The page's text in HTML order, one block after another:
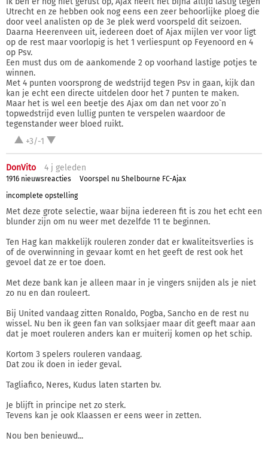
Utrecht en ze hebben ook nog eens een zeer behoorlijke ploeg die
door veel analisten op de 3e plek werd voorspeld dit seizoen.
Daarna Heerenveen uit, iedereen doet of Ajax mijlen ver voor ligt
op de rest maar voorlopig is het 1 verliespunt op Feyenoord en 4
op Psv.
Een must dus om de aankomende 2 op voorhand lastige potjes te
winnen.
Met 4 punten voorsprong de wedstrijd tegen Psv in gaan, kijk dan
kan je echt een directe uitdelen door het 7 punten te maken.
Maar het is wel een beetje des Ajax om dan net voor zo`n
topwedstrijd even lullig punten te verspelen waardoor de
tegenstander weer bloed ruikt.
+3/-1
DonVito 4 j geleden
1916 nieuwsreacties
Voorspel nu Shelbourne FC-Ajax
incomplete opstelling
Met deze grote selectie, waar bijna iedereen fit is zou het echt een
blunder zijn om nu weer met dezelfde 11 te beginnen.
Ten Hag kan makkelijk rouleren zonder dat er kwaliteitsverlies is
of de overwinning in gevaar komt en het geeft de rest ook het
gevoel dat ze er toe doen.
Met deze bank kan je alleen maar in je vingers snijden als je niet
zo nu en dan rouleert.
Bij United vandaag zitten Ronaldo, Pogba, Sancho en de rest nu
wissel. Nu ben ik geen fan van solksjaer maar dit geeft maar aan
dat je moet rouleren anders kan er muiterij komen op het schip.
Kortom 3 spelers rouleren vandaag.
Dat zou ik doen in ieder geval.
Tagliafico, Neres, Kudus laten starten bv.
Je blijft in principe net zo sterk.
Tevens kan je ook Klaassen er eens weer in zetten.
Nou ben benieuwd...